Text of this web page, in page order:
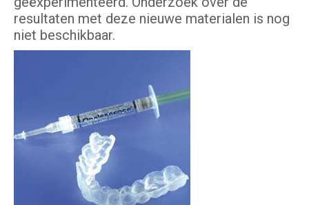
resultaten met deze nieuwe materialen is nog
niet beschikbaar.